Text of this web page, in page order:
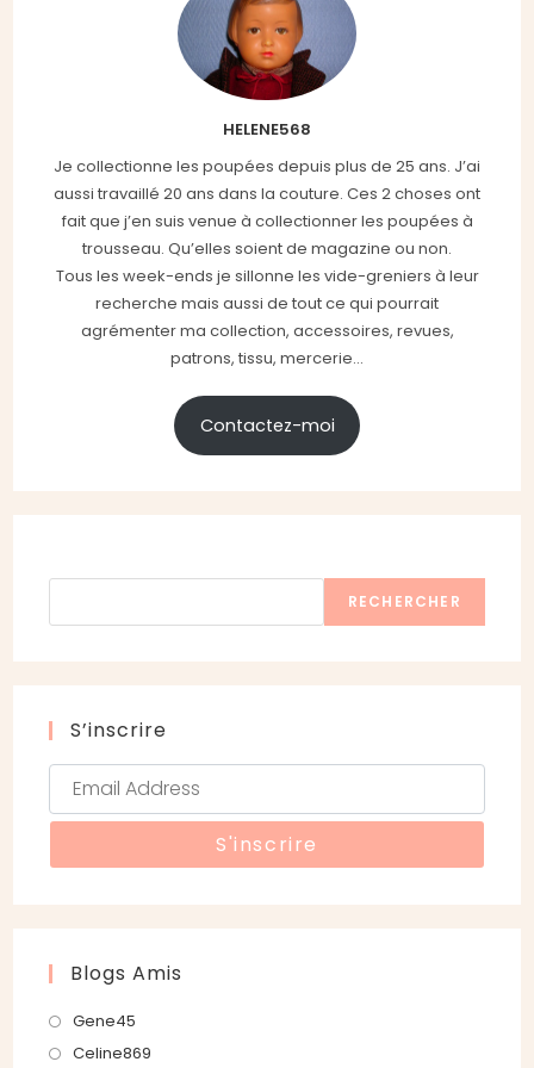
HELENE568
Je collectionne les poupées depuis plus de 25 ans. J’ai
aussi travaillé 20 ans dans la couture. Ces 2 choses ont
fait que j’en suis venue à collectionner les poupées à
trousseau. Qu’elles soient de magazine ou non.
Tous les week-ends je sillonne les vide-greniers à leur
recherche mais aussi de tout ce qui pourrait
agrémenter ma collection, accessoires, revues,
patrons, tissu, mercerie...
Contactez-moi
RECHERCHER
S’inscrire
Blogs Amis
Gene45
dans
Celine869